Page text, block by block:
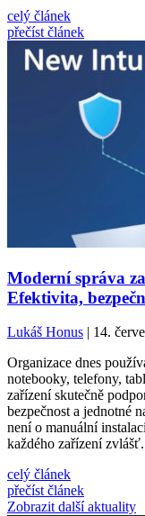
celý článek
přečíst článek
Moderní správa
Efektivita,
Lukáš Honus | 14.
Organizace dnes
notebooky, telefony,
zařízení skutečně
bezpečnost a jednotné
není o manuální
každého zařízení zvlášť.
celý článek
přečíst článek
Zobrazit další aktuality